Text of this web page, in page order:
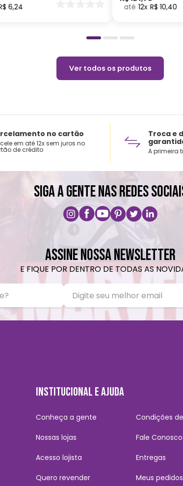
6,24 12 R$ 10,40
Ver todos os produtos
no cartão
em até 12x sem juros no
de crédito
Troca e
A primeira
SIGA A GENTE NAS REDES
ASSINE NOSSA NEWSLETTER
E FIQUE POR DENTRO DE TODAS AS
INSTITUCIONAL E AJUDA
Conheça a gente
Nossas lojas
Acesso lojista
Quero revender
Condições
Fale Conosco
Entregas
Meus pedidos